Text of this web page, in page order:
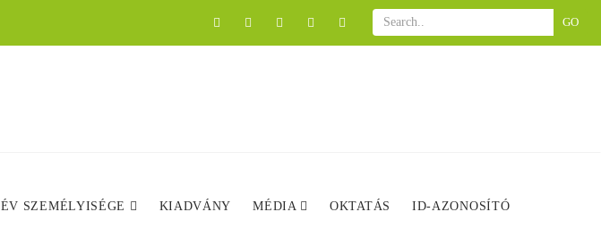
GO
ÉV SZEMÉLYISÉGE KIADVÁNY MÉDIA OKTATÁS ID-AZONOSÍTÓ